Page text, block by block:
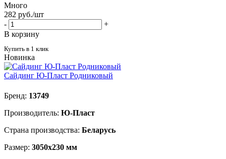
Много
282 руб./шт
-
+
В корзину
Купить в 1 клик
Новинка
Сайдинг Ю-Пласт Родниковый
Бренд: 13749
Производитель: Ю-Пласт
Страна производства: Беларусь
Размер: 3050х230 мм